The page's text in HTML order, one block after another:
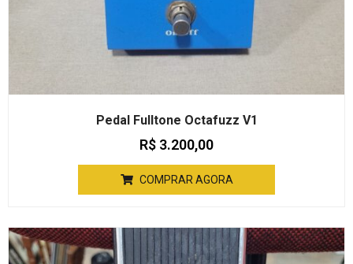
Pedal Fulltone Octafuzz V1
R$ 3.200,00
COMPRAR AGORA